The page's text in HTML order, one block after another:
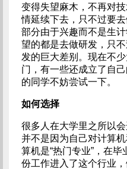
变得失望麻木，不再对
情延续下去，只不过要
部分由于兴趣而不是生
望的都是去做研发，只
发的巨大差别。现在不
门，有一些还成立了自
的同学不妨尝试一下。
如何选择
很多人在大学里之所以
并不是因为自己对计算
算机是“热门专业”，在
份工作进入了这个行业